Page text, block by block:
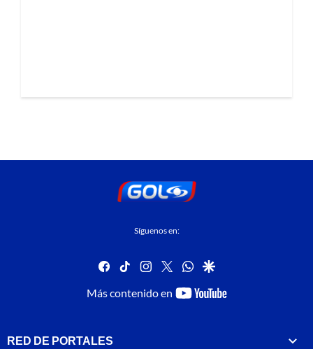
Síguenos en:
facebook
tiktok instagram
twitterwhatsapp
google
Más contenido en
youtube-
RED DE PORTALES